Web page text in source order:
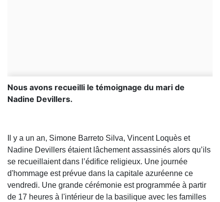
Nous avons recueilli le témoignage du mari de
Nadine Devillers.
Il y a un an, Simone Barreto Silva, Vincent Loquès et
Nadine Devillers étaient lâchement assassinés alors qu’ils
se recueillaient dans l’édifice religieux. Une journée
d'hommage est prévue dans la capitale azuréenne ce
vendredi. Une grande cérémonie est programmée à partir
de 17 heures à l'intérieur de la basilique avec les familles